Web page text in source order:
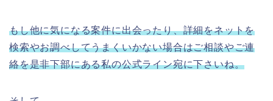
もし他に気になる案件に出会ったり、詳細をネットを
検索やお調べしてうまくいかない場合はご相談やご連
絡を是非下部にある私の公式ライン宛に下さいね。